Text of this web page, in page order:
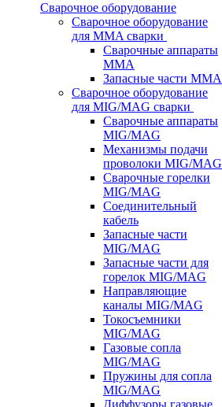
Сварочное оборудование
Сварочное оборудование
для MMA сварки
Сварочные аппараты
MMA
Запасные части MMA
Сварочное оборудование
для MIG/MAG сварки
Сварочные аппараты
MIG/MAG
Механизмы подачи
проволоки MIG/MAG
Сварочные горелки
MIG/MAG
Соединительный
кабель
Запасные части
MIG/MAG
Запасные части для
горелок MIG/MAG
Направляющие
каналы MIG/MAG
Токосъемники
MIG/MAG
Газовые сопла
MIG/MAG
Пружины для сопла
MIG/MAG
Диффузоры газовые